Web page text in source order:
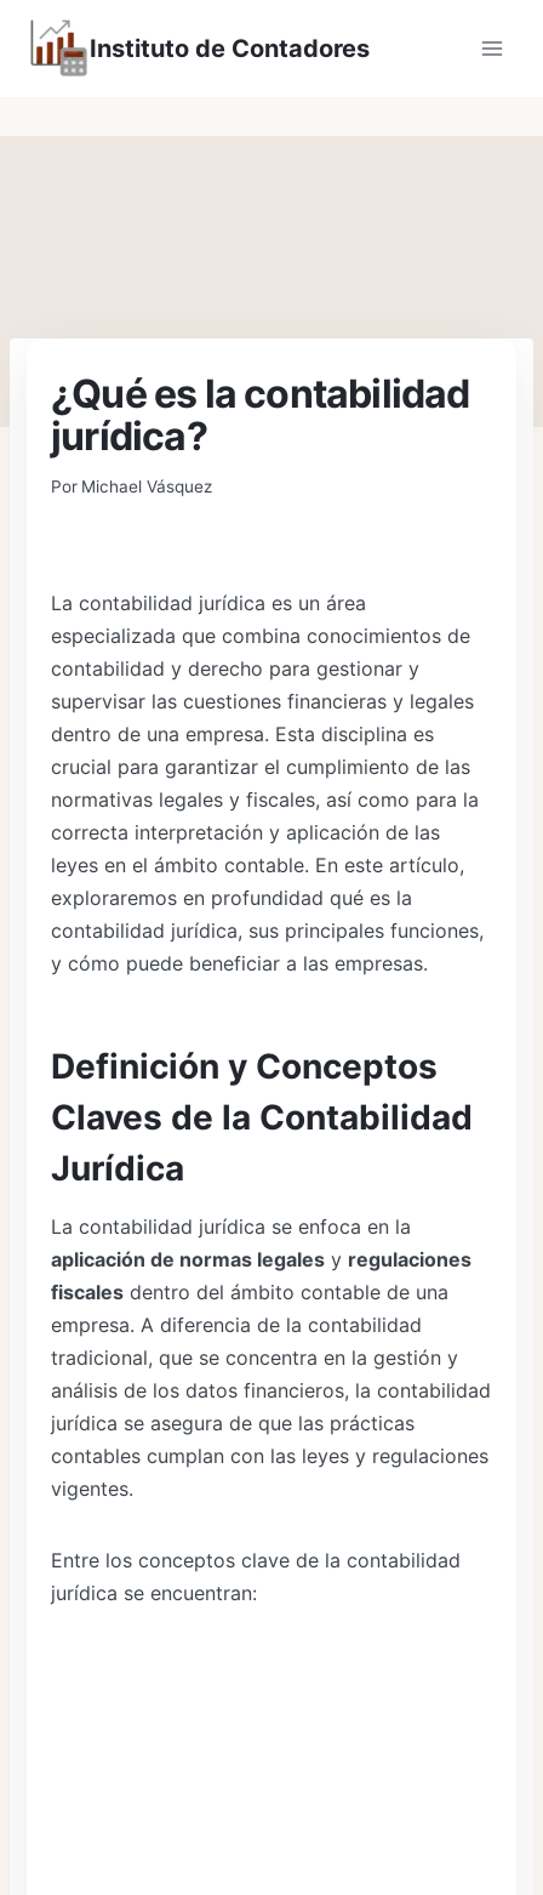
Saltar
contenido
Instituto de Contadores
¿Qué es la contabilidad
jurídica?
Por Michael Vásquez
La contabilidad jurídica es un área
especializada que combina conocimientos de
contabilidad y derecho para gestionar y
supervisar las cuestiones financieras y legales
dentro de una empresa. Esta disciplina es
crucial para garantizar el cumplimiento de las
normativas legales y fiscales, así como para la
correcta interpretación y aplicación de las
leyes en el ámbito contable. En este artículo,
exploraremos en profundidad qué es la
contabilidad jurídica, sus principales funciones,
y cómo puede beneficiar a las empresas.
Definición y Conceptos
Claves de la Contabilidad
Jurídica
La contabilidad jurídica se enfoca en la
aplicación de normas legales y regulaciones
fiscales dentro del ámbito contable de una
empresa. A diferencia de la contabilidad
tradicional, que se concentra en la gestión y
análisis de los datos financieros, la contabilidad
jurídica se asegura de que las prácticas
contables cumplan con las leyes y regulaciones
vigentes.
Entre los conceptos clave de la contabilidad
jurídica se encuentran: